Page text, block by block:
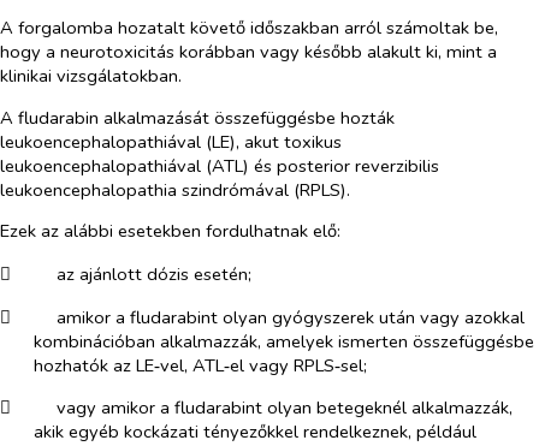
A forgalomba hozatalt követő időszakban arról számoltak be,
hogy a neurotoxicitás korábban vagy később alakult ki, mint a
klinikai vizsgálatokban.
A fludarabin alkalmazását összefüggésbe hozták
leukoencephalopathiával (LE), akut toxikus
leukoencephalopathiával (ATL) és posterior reverzibilis
leukoencephalopathia szindrómával (RPLS).
Ezek az alábbi esetekben fordulhatnak elő:
​
az ajánlott dózis esetén;
​
amikor a fludarabint olyan gyógyszerek után vagy azokkal
kombinációban alkalmazzák, amelyek ismerten összefüggésbe
hozhatók az LE‑vel, ATL‑el vagy RPLS‑sel;
​
vagy amikor a fludarabint olyan betegeknél alkalmazzák,
akik egyéb kockázati tényezőkkel rendelkeznek, például